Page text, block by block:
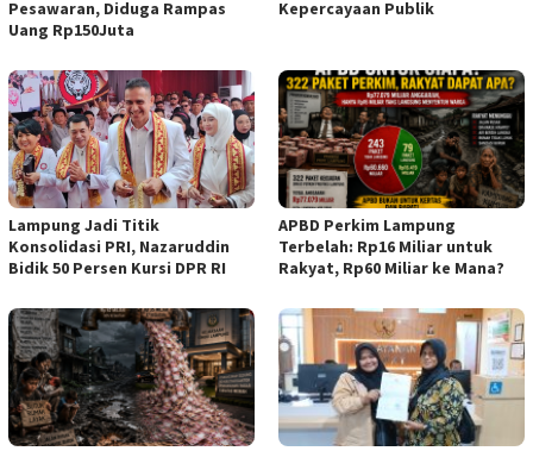
Pesawaran, Diduga Rampas
Uang Rp150Juta
Kepercayaan Publik
Lampung Jadi Titik
Konsolidasi PRI, Nazaruddin
Bidik 50 Persen Kursi DPR RI
APBD Perkim Lampung
Terbelah: Rp16 Miliar untuk
Rakyat, Rp60 Miliar ke Mana?